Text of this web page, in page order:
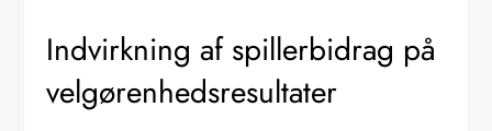
Indvirkning af spillerbidrag på
velgørenhedsresultater